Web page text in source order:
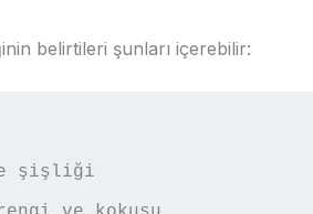
belirtileri şunları içerebilir:
şişliği